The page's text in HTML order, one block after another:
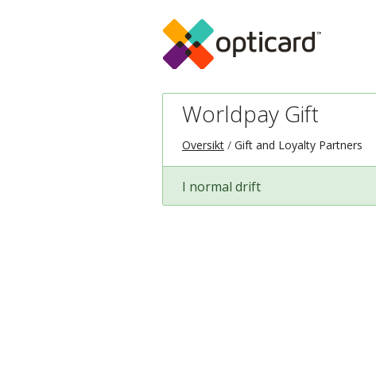
Worldpay Gift
Oversikt Gift and Loyalty Partners
I normal drift